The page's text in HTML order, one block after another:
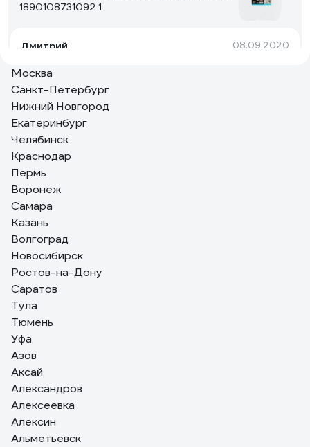
1890108731092 1
Дмитрий 08.09.2020
227 отзывов
Отзыв о Очиститель LAVR тормозных
дисков, 650 мл Ln1498
Александр О.
Москва
Санкт-Петербург
Нижний Новгород
Екатеринбург
Челябинск
Краснодар
Пермь
Воронеж
Самара
Казань
Волгоград
Новосибирск
Ростов-на-Дону
Саратов
Тула
Тюмень
Уфа
Азов
Аксай
Александров
Алексеевка
Алексин
Альметьевск